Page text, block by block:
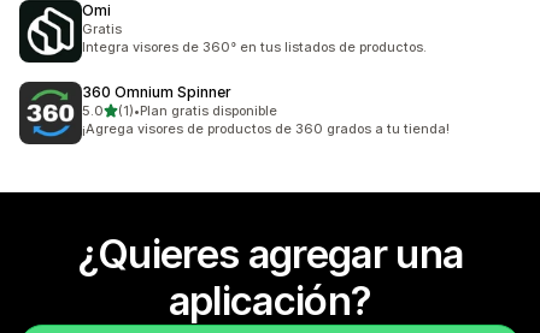
Omi
Gratis
Integra visores de 360° en tus listados de productos.
360 Omnium Spinner
5.0de 5 estrellas
(1)
1 reseñas en total
•Plan gratis disponible
¡Agrega visores de productos de 360 grados a tu tienda!
¿Quieres agregar una
aplicación?